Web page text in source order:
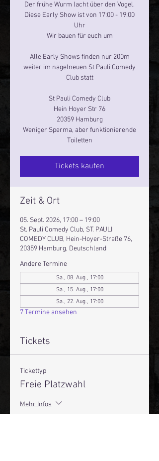
Der frühe Wurm lacht über den Vogel.
Diese Early Show ist von 17:00 - 19:00
Uhr
Wir bauen für euch um
Alle Early Shows finden nur 200m
weiter im nagelneuen St Pauli Comedy
Club statt
St Pauli Comedy Club
Hein Hoyer Str 76
20359 Hamburg
Weniger Sperma, aber funktionierende
Toiletten
Tickets kaufen
Zeit & Ort
05. Sept. 2026, 17:00 – 19:00
St. Pauli Comedy Club, ST. PAULI
COMEDY CLUB, Hein-Hoyer-Straße 76,
20359 Hamburg, Deutschland
Andere Termine
Sa., 08. Aug., 17:00
Sa., 15. Aug., 17:00
Sa., 22. Aug., 17:00
7 Termine ansehen
Tickets
Tickettyp
Freie Platzwahl
Mehr Infos